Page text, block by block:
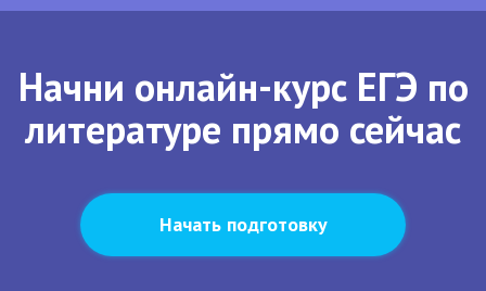
Начни онлайн-курс ЕГЭ по
литературе прямо сейчас
Начать подготовку